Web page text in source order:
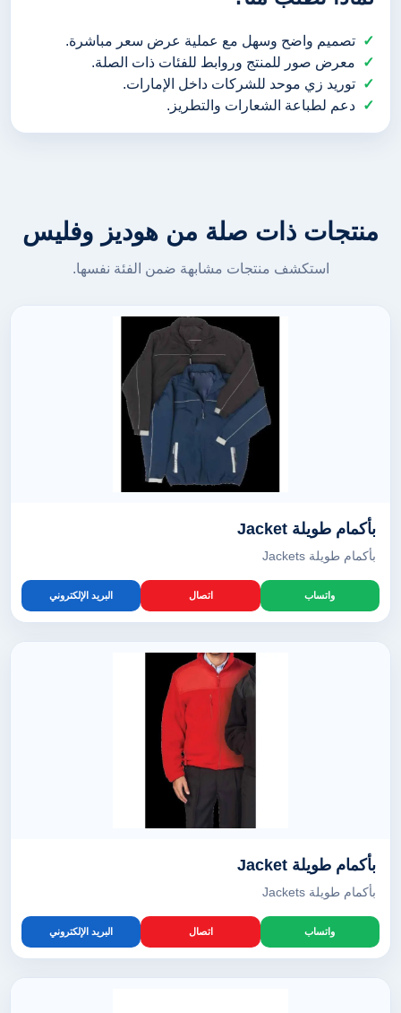
تصميم واضح وسهل مع عملية عرض سعر مباشرة.
معرض صور للمنتج وروابط للفئات ذات الصلة.
توريد زي موحد للشركات داخل الإمارات.
دعم لطباعة الشعارات والتطريز.
منتجات ذات صلة من هوديز وفليس
استكشف منتجات مشابهة ضمن الفئة نفسها.
بأكمام طويلة Jacket
بأكمام طويلة Jackets
واتساب اتصال البريد الإلكتروني
بأكمام طويلة Jacket
بأكمام طويلة Jackets
واتساب اتصال البريد الإلكتروني